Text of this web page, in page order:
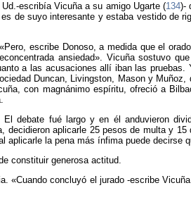
escribía Vicuña a su amigo Ugarte (134)-
de suyo interesante y estaba vestido de
escribe Donoso, a medida que el
ansiedad». Vicuña sostuvo
a las acusaciones allí iban las
Duncan, Livingston, Mason y
con magnánimo espíritu, ofreció a
debate fué largo y en él anduvieron
decidieron aplicarle 25 pesos de multa y 15
la pena más ínfima puede decirse
constituir generosa actitud.
concluyó el jurado -escribe